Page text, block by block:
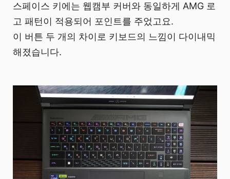
스페이스 키에는 웹캠부 커버와 동일하게 AMG 로
고 패턴이 적용되어 포인트를 주었고요.
이 버튼 두 개의 차이로 키보드의 느낌이 다이내믹
해졌습니다.